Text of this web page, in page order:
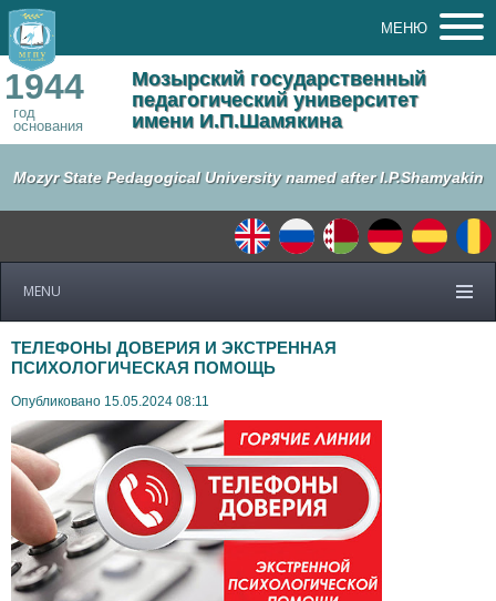
МЕНЮ
1944
год
основания
Мозырский государственный
педагогический университет
имени И.П.Шамякина
Mozyr State Pedagogical University named after I.P.Shamyakin
MENU
ТЕЛЕФОНЫ ДОВЕРИЯ И ЭКСТРЕННАЯ
ПСИХОЛОГИЧЕСКАЯ ПОМОЩЬ
Опубликовано 15.05.2024 08:11